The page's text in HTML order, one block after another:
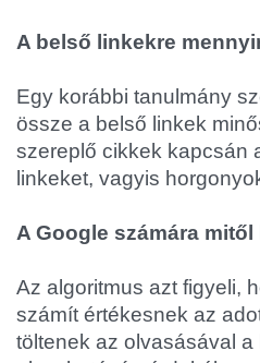
A belső linkekre
Egy korábbi tanulmány
össze a belső linkek
szereplő cikkek kapcsán
linkeket, vagyis
A Google számára
Az algoritmus azt figyeli,
számít értékesnek az
töltenek az olvasásával